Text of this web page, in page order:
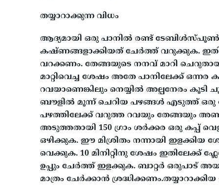
തയ്യാറാക്കുന്ന വിധം
ആദ്യമായി ഒരു പാനിൽ രണ്ട് ടേബിൾസ്പൂൺ
കഷ്ണങ്ങളാക്കിയത് ചേർത്ത് വറുക്കുക.
വറക്കണം. തേങ്ങയുടെ നനവ് മാറി
മാറ്റിവെച്ച ശേഷം അതേ പാനിലേക്ക്
റവയാണെങ്കിലും നെയ്യിൽ അല്പനേരം
ബൗളിൽ മൂന്ന് ചെറിയ പഴങ്ങൾ എടുത്ത് ഒരു
പഴത്തിലേക്ക് വറുത്ത റവയും തേങ്ങയും
അടുത്തതായി 150 ഗ്രാം ശർക്കര ഒരു കപ്പ്
ഒഴിക്കുക. ഈ മിശ്രിതം നന്നായി ഇളക്കിയ
വെക്കുക. 10 മിനിറ്റിനു ശേഷം ഇതിലേക്ക്
ഉപ്പും ചേർത്ത് ഇളക്കുക. ബാറ്റർ ഒരുപാട്
മാത്രം ചേർക്കാൻ